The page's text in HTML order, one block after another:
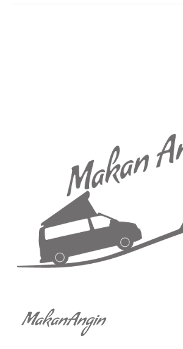
MakanAngin